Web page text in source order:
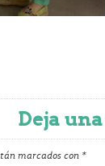
Deja
marcados con *